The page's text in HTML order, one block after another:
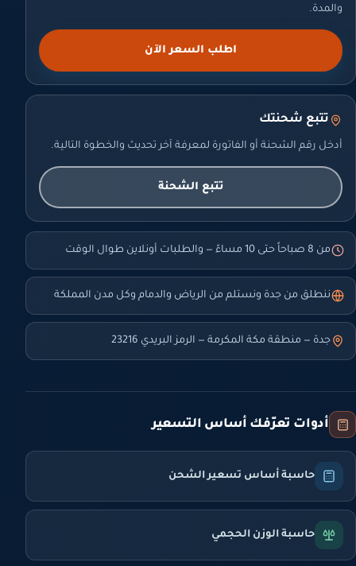
والمدة.
اطلب السعر الآن
تتبع شحنتك
أدخل رقم الشحنة أو الفاتورة لمعرفة آخر تحديث والخطوة التالية.
تتبع الشحنة
من 8 صباحاً حتى 10 مساءً — والطلبات أونلاين طوال الوقت
ننطلق من جدة ونستلم من الرياض والدمام وكل مدن المملكة
جدة — منطقة مكة المكرمة — الرمز البريدي 23216
أدوات تعرّفك أساس التسعير
حاسبة أساس تسعير الشحن
حاسبة الوزن الحجمي